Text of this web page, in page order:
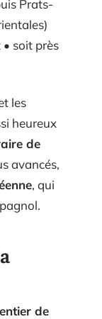
Prats-
soit près
les
heureux
de
avancés,
, qui
de